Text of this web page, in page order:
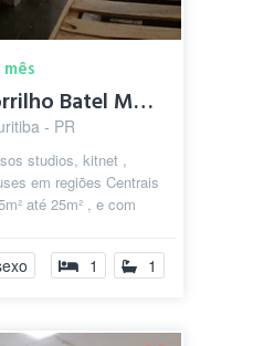
Kitnet Bigorrilho Batel Mobiliado Quart...
- PR
studios, kitnet ,
em regiões Centrais
até 25m² , e com
1 1